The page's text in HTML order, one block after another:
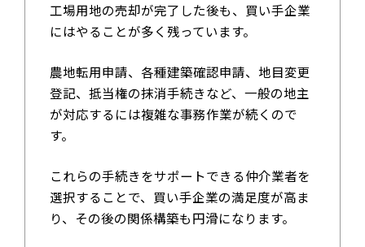
工場用地の売却が完了した後も、買い手企業
にはやることが多く残っています。
農地転用申請、各種建築確認申請、地目変更
登記、抵当権の抹消手続きなど、一般の地主
が対応するには複雑な事務作業が続くので
す。
これらの手続きをサポートできる仲介業者を
選択することで、買い手企業の満足度が高ま
り、その後の関係構築も円滑になります。